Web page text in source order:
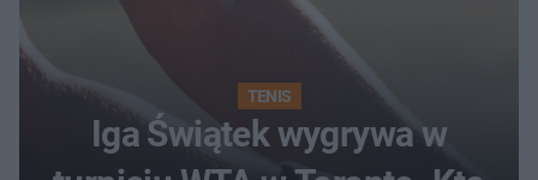
TENIS
Iga Świątek wygrywa w